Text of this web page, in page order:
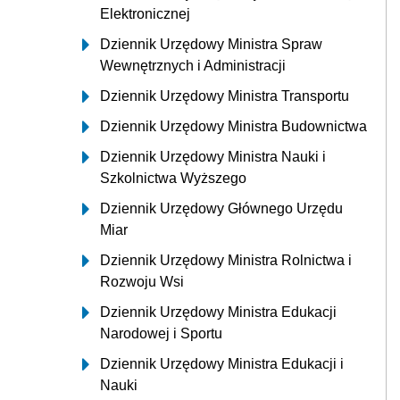
Elektronicznej
Dziennik Urzędowy Ministra Spraw
Wewnętrznych i Administracji
Dziennik Urzędowy Ministra Transportu
Dziennik Urzędowy Ministra Budownictwa
Dziennik Urzędowy Ministra Nauki i
Szkolnictwa Wyższego
Dziennik Urzędowy Głównego Urzędu
Miar
Dziennik Urzędowy Ministra Rolnictwa i
Rozwoju Wsi
Dziennik Urzędowy Ministra Edukacji
Narodowej i Sportu
Dziennik Urzędowy Ministra Edukacji i
Nauki